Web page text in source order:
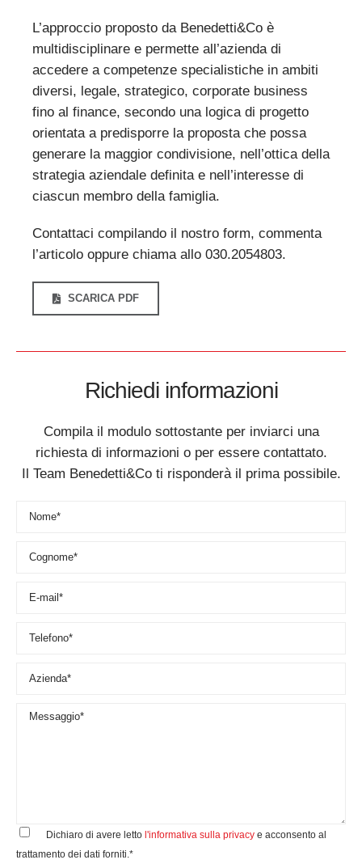
L’approccio proposto da Benedetti&Co è
multidisciplinare e permette all’azienda di
accedere a competenze specialistiche in ambiti
diversi, legale, strategico, corporate business
fino al finance, secondo una logica di progetto
orientata a predisporre la proposta che possa
generare la maggior condivisione, nell’ottica della
strategia aziendale definita e nell’interesse di
ciascun membro della famiglia.
Contattaci compilando il nostro form, commenta
l’articolo oppure chiama allo 030.2054803.
SCARICA PDF
Richiedi informazioni
Compila il modulo sottostante per inviarci una
richiesta di informazioni o per essere contattato.
Il Team Benedetti&Co ti risponderà il prima possibile.
Dichiaro di avere letto l'informativa sulla privacye acconsento al
trattamento dei dati forniti.*